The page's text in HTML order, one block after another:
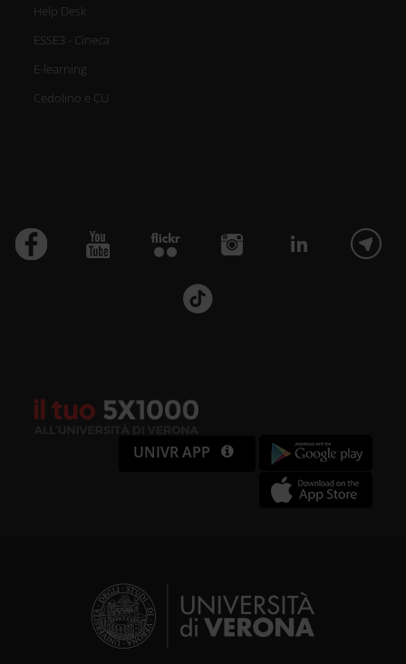
Help Desk
ESSE3 - Cineca
E-learning
Cedolino e CU
UNIVR APP